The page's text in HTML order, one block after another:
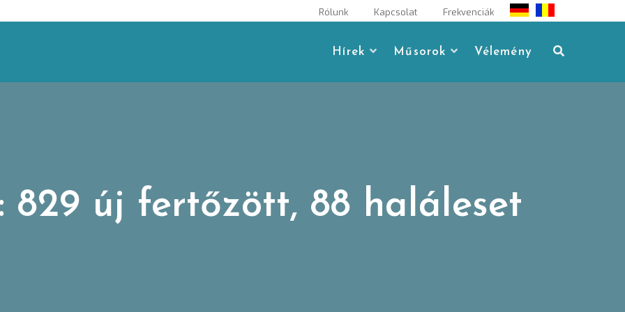
Rólunk Kapcsolat Frekvenciák
Hírek Műsorok Vélemény
829 új fertőzött, 88 haláleset